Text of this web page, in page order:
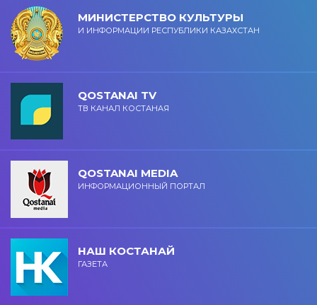
МИНИСТЕРСТВО КУЛЬТУРЫ
И ИНФОРМАЦИИ РЕСПУБЛИКИ КАЗАХСТАН
QOSTANAI TV
ТВ КАНАЛ КОСТАНАЯ
QOSTANAI MEDIA
ИНФОРМАЦИОННЫЙ ПОРТАЛ
НАШ КОСТАНАЙ
ГАЗЕТА